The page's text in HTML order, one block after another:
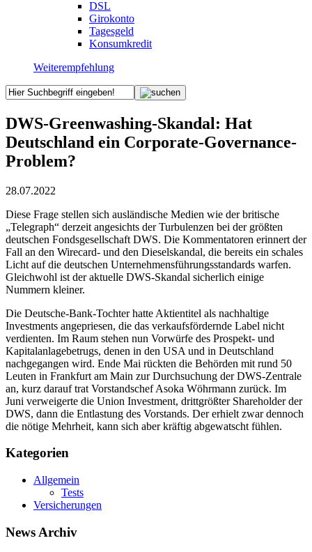
DSL
Girokonto
Tagesgeld
Konsumkredit
Weiterempfehlung
DWS-Greenwashing-Skandal: Hat
Deutschland ein Corporate-Governance-
Problem?
28.07.2022
Diese Frage stellen sich ausländische Medien wie der britische
„Telegraph“ derzeit angesichts der Turbulenzen bei der größten
deutschen Fondsgesellschaft DWS. Die Kommentatoren erinnert der
Fall an den Wirecard- und den Dieselskandal, die bereits ein schales
Licht auf die deutschen Unternehmensführungsstandards warfen.
Gleichwohl ist der aktuelle DWS-Skandal sicherlich einige
Nummern kleiner.
Die Deutsche-Bank-Tochter hatte Aktientitel als nachhaltige
Investments angepriesen, die das verkaufsfördernde Label nicht
verdienten. Im Raum stehen nun Vorwürfe des Prospekt- und
Kapitalanlagebetrugs, denen in den USA und in Deutschland
nachgegangen wird. Ende Mai rückten die Behörden mit rund 50
Leuten in Frankfurt am Main zur Durchsuchung der DWS-Zentrale
an, kurz darauf trat Vorstandschef Asoka Wöhrmann zurück. Im
Juni verweigerte die Union Investment, drittgrößter Shareholder der
DWS, dann die Entlastung des Vorstands. Der erhielt zwar dennoch
die nötige Mehrheit, kann sich aber kräftig abgewatscht fühlen.
Kategorien
Allgemein
Tests
Versicherungen
News Archiv